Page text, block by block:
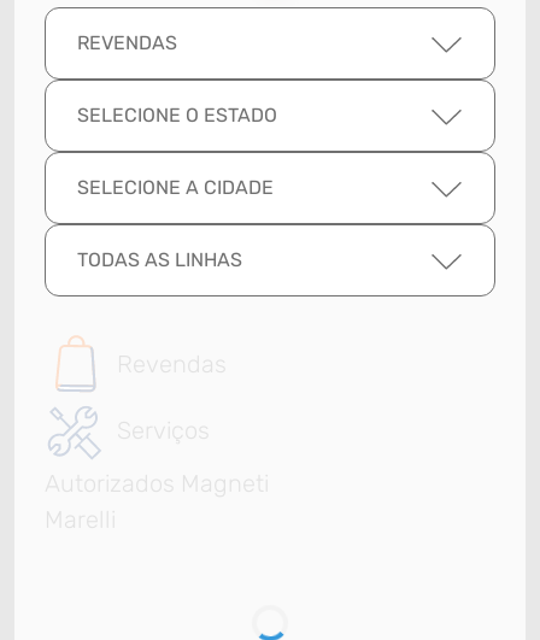
REVENDAS
SELECIONE O ESTADO
SELECIONE A CIDADE
TODAS AS LINHAS
Revendas
Serviços
Autorizados Magneti
Marelli